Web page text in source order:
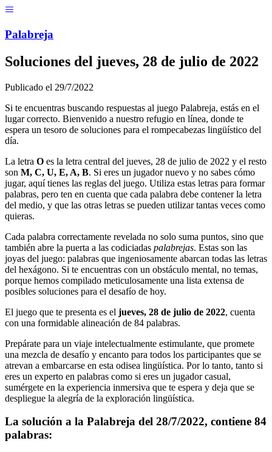
Palabreja
Soluciones del jueves, 28 de julio de 2022
Publicado el 29/7/2022
Si te encuentras buscando respuestas al juego Palabreja, estás en el
lugar correcto. Bienvenido a nuestro refugio en línea, donde te
espera un tesoro de soluciones para el rompecabezas lingüístico del
día.
La letra O es la letra central del jueves, 28 de julio de 2022 y el resto
son M, C, U, E, A, B. Si eres un jugador nuevo y no sabes cómo
jugar, aquí tienes las reglas del juego. Utiliza estas letras para formar
palabras, pero ten en cuenta que cada palabra debe contener la letra
del medio, y que las otras letras se pueden utilizar tantas veces como
quieras.
Cada palabra correctamente revelada no solo suma puntos, sino que
también abre la puerta a las codiciadas palabrejas. Estas son las
joyas del juego: palabras que ingeniosamente abarcan todas las letras
del hexágono. Si te encuentras con un obstáculo mental, no temas,
porque hemos compilado meticulosamente una lista extensa de
posibles soluciones para el desafío de hoy.
El juego que te presenta es el jueves, 28 de julio de 2022, cuenta
con una formidable alineación de 84 palabras.
Prepárate para un viaje intelectualmente estimulante, que promete
una mezcla de desafío y encanto para todos los participantes que se
atrevan a embarcarse en esta odisea lingüística. Por lo tanto, tanto si
eres un experto en palabras como si eres un jugador casual,
sumérgete en la experiencia inmersiva que te espera y deja que se
despliegue la alegría de la exploración lingüística.
La solución a la Palabreja del 28/7/2022, contiene 84
palabras: